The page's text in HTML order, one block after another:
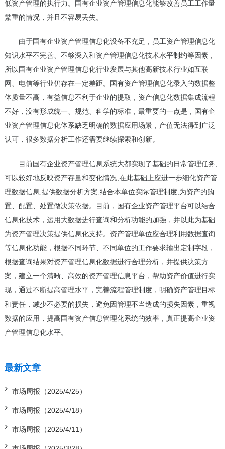
低资产管理的执行力。国有企业资产管理信息化能够改善员工工作量
繁重的情况，并且不容易丢失。
由于国有企业资产管理信息化设备不充足，员工资产管理信息化
知识水平不完善、不够深入和资产管理信息化技术水平制约等因素，
所以国有企业资产管理信息化行业发展与其他高新技术行业如互联
网、电信等行业仍存在一定差距。国有资产管理信息化录入的数据整
体质量不高，有益信息不利于企业的提取，资产信息化数据集成流程
不好，没有形成统一、规范、科学的标准，最重要的一点是，国有企
业资产管理信息化体系缺乏明确的数据应用场景，产值无法得到广泛
认可，很多数据分析工作还需要继续探索和创新。
目前国有企业资产管理信息系统大都实现了基础的日常管理任务,
可以较好地反映资产存量和变化情况,在此基础上应进一步细化资产管
理数据信息,提供数据分析方案,结合本单位实际管理制度,为资产的购
置、配置、处置做决策依据。目前，国有企业资产管理平台可以结合
信息化技术，运用大数据进行查询和分析功能的加强，并以此为基础
为资产管理决策提供信息化支持。资产管理单位应合理利用数据查询
等信息化功能，根据不同环节、不同单位的工作要求输出定制字段，
根据查询结果对资产管理信息化数据进行合理分析，并提供决策方
案，建立一个清晰、高效的资产管理信息平台，帮助资产价值进行实
现，通过不断提高管理水平，完善流程管理制度，明确资产管理目标
和责任，减少不必要的损失，避免因管理不当造成的损失因素，重视
数据的应用，提高国有资产信息管理化系统的效率，真正提高企业资
产管理信息化水平。
最新文章
市场周报（2025/4/25）
市场周报（2025/4/18）
市场周报（2025/4/11）